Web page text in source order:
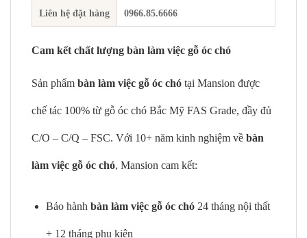
Liên hệ đặt hàng 0966.85.6666
Cam kết chất lượng bàn làm việc gỗ óc chó
Sản phẩm bàn làm việc gỗ óc chó tại Mansion được
chế tác 100% từ gỗ óc chó Bắc Mỹ FAS Grade, đầy đủ
C/O – C/Q – FSC. Với 10+ năm kinh nghiệm về bàn
làm việc gỗ óc chó, Mansion cam kết:
Bảo hành bàn làm việc gỗ óc chó24 tháng nội thất
+ 12 tháng phụ kiện